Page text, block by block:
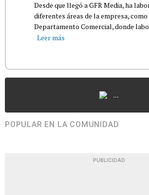
Desde que llegó a GFR Media, ha
diferentes áreas de la empresa, como
Departamento Comercial, donde
Leer más
...
POPULAR EN LA COMUNIDAD
PUBLICIDAD